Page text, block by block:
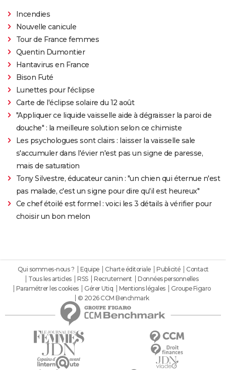
Incendies
Nouvelle canicule
Tour de France femmes
Quentin Dumontier
Hantavirus en France
Bison Futé
Lunettes pour l'éclipse
Carte de l'éclipse solaire du 12 août
"Appliquer ce liquide vaisselle aide à dégraisser la paroi de
douche" : la meilleure solution selon ce chimiste
Les psychologues sont clairs : laisser la vaisselle sale
s'accumuler dans l'évier n'est pas un signe de paresse,
mais de saturation
Tony Silvestre, éducateur canin : "un chien qui éternue n'est
pas malade, c'est un signe pour dire qu'il est heureux"
Ce chef étoilé est formel : voici les 3 détails à vérifier pour
choisir un bon melon
Qui sommes-nous ? Equipe Charte éditoriale Publicité
Contact
Tous les articles
RSS Recrutement
Données personnelles
Paramétrer les cookies
Gérer Utiq Mentions légales
Groupe Figaro
© 2026 CCM Benchmark